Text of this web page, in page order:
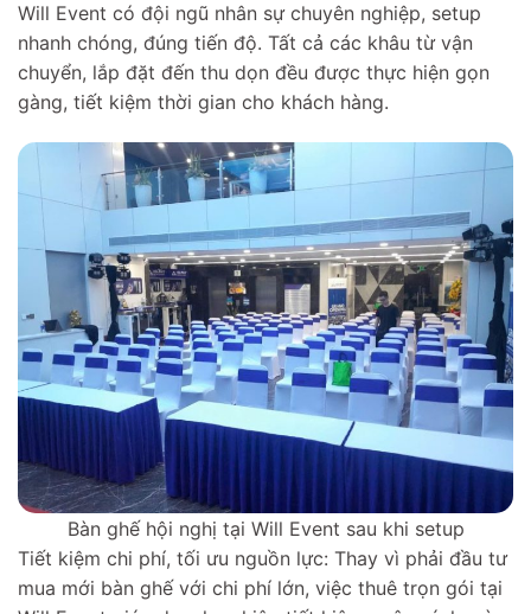
Will Event có đội ngũ nhân sự chuyên nghiệp, setup
nhanh chóng, đúng tiến độ. Tất cả các khâu từ vận
chuyển, lắp đặt đến thu dọn đều được thực hiện gọn
gàng, tiết kiệm thời gian cho khách hàng.
Bàn ghế hội nghị tại Will Event sau khi setup
Tiết kiệm chi phí, tối ưu nguồn lực: Thay vì phải đầu tư
mua mới bàn ghế với chi phí lớn, việc thuê trọn gói tại